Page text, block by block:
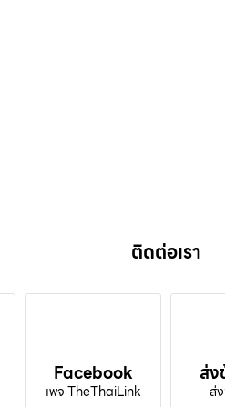
ติดต่อเรา
Facebook
เพจ TheThaiLink
ส่ง
ส่